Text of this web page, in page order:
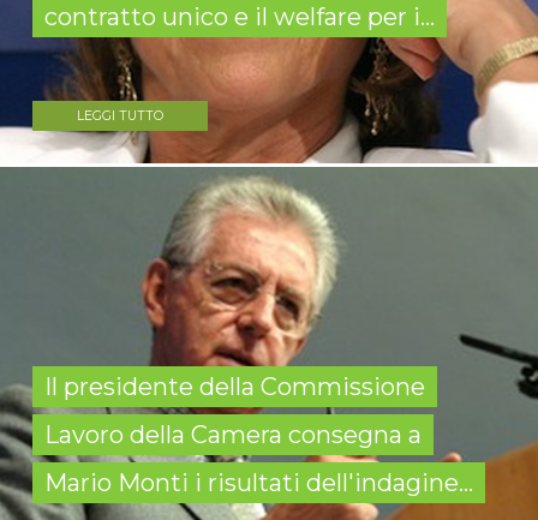
contratto unico e il welfare per i...
LEGGI TUTTO
Il presidente della Commissione
Lavoro della Camera consegna a
Mario Monti i risultati dell'indagine...